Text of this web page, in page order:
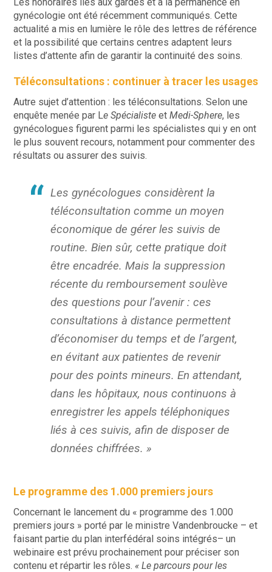
gynécologie ont été récemment communiqués. Cette
actualité a mis en lumière le rôle des lettres de référence
et la possibilité que certains centres adaptent leurs
listes d’attente afin de garantir la continuité des soins.
Téléconsultations : continuer à tracer les usages
Autre sujet d’attention : les téléconsultations. Selon une
enquête menée par Le Spécialiste etMedi-Sphere, les
gynécologues figurent parmi les spécialistes qui y en ont
le plus souvent recours, notamment pour commenter des
résultats ou assurer des suivis.
Les gynécologues considèrent la
téléconsultation comme un moyen
économique de gérer les suivis de
routine. Bien sûr, cette pratique doit
être encadrée. Mais la suppression
récente du remboursement soulève
des questions pour l’avenir : ces
consultations à distance permettent
d’économiser du temps et de l’argent,
en évitant aux patientes de revenir
pour des points mineurs. En attendant,
dans les hôpitaux, nous continuons à
enregistrer les appels téléphoniques
liés à ces suivis, afin de disposer de
données chiffrées. »
Le programme des 1.000 premiers jours
Concernant le lancement du « programme des 1.000
premiers jours » porté par le ministre Vandenbroucke – et
faisant partie du plan interfédéral soins intégrés– un
webinaire est prévu prochainement pour préciser son
contenu et répartir les rôles. « Le parcours pour les